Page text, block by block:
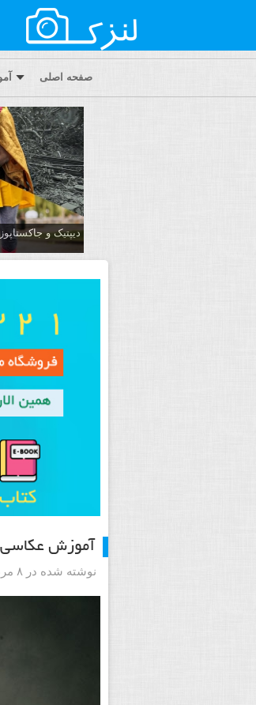
صفحه اصلی
دیپتیک و
آموزش عکاسی
نوشته شده در ۸ مرداد ۱۳۹۹